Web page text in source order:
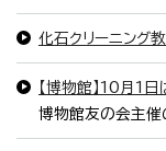
化石クリーニング
【博物館】10月1
博物館友の会主催